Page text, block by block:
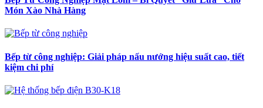
Món Xào Nhà Hàng
Bếp từ công nghiệp: Giải pháp nấu nướng hiệu suất cao, tiết
kiệm chi phí